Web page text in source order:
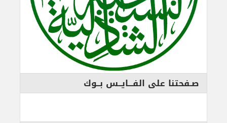
صـفحتنا على الفـــايــس بــوك